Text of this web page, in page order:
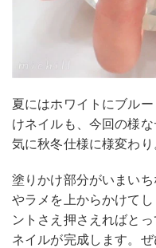
夏にはホワイトにブル
けネイルも、今回の様
気に秋冬仕様に様変わり
塗りかけ部分がいまい
やラメを上からかけて
ントさえ押さえればと
ネイルが完成します。